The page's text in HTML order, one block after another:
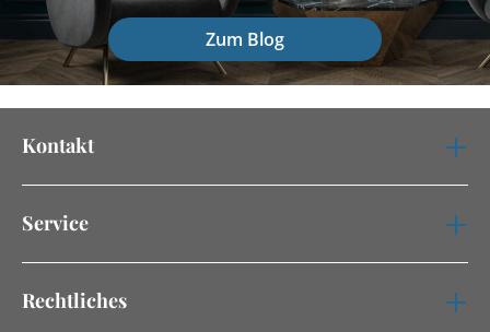
Zum Blog
Kontakt
Service
Rechtliches